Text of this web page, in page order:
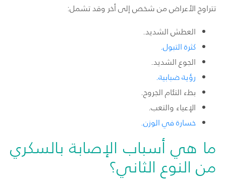
تتراوح الأعراض من شخص إلى أخر وقد تشمل:
العطش الشديد.
كثرة التبول.
الجوع الشديد.
رؤية ضبابية.
بطء التئام الجروح.
الإعياء والتعب.
خسارة في الوزن.
ما هي أسباب الإصابة بالسكري
من النوع الثاني؟